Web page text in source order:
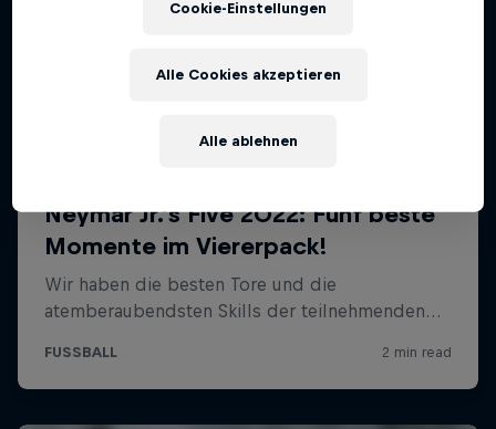
Cookie-Einstellungen
Alle ablehnen
Alle Cookies akzeptieren